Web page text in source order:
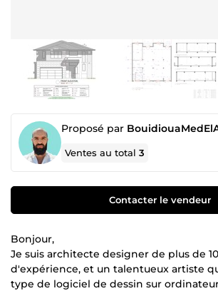
Proposé par
Ventes au total3
Contacter le vendeur
Bonjour,
Je suis architecte designer de plus de
d'expérience, et un talentueux artiste
type de logiciel de dessin sur